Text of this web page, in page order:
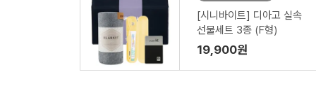
[시니바이트] 디아고 실속
선물세트 3종 (F형)
19,900원